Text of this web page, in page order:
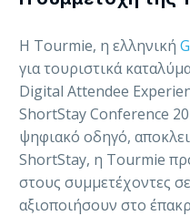
Η Tourmie, η ελληνική
για τουριστικά
Digital Attendee
ShortStay Conference
ψηφιακό οδηγό,
ShortStay, η Tourmie
στους συμμετέχοντες
αξιοποιήσουν στο